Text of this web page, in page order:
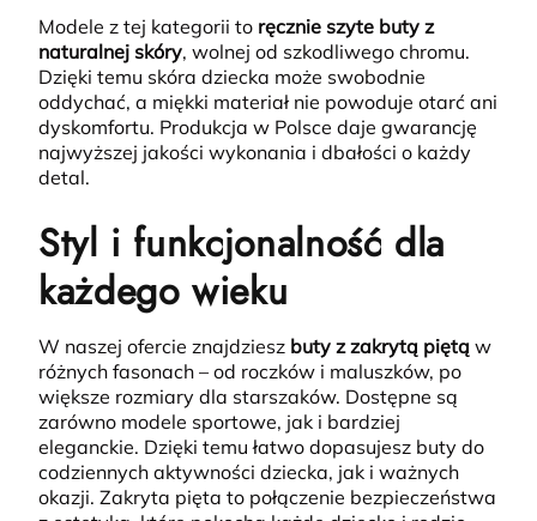
Modele z tej kategorii to ręcznie szyte buty z
naturalnej skóry, wolnej od szkodliwego chromu.
Dzięki temu skóra dziecka może swobodnie
oddychać, a miękki materiał nie powoduje otarć ani
dyskomfortu. Produkcja w Polsce daje gwarancję
najwyższej jakości wykonania i dbałości o każdy
detal.
Styl i funkcjonalność dla
każdego wieku
W naszej ofercie znajdziesz buty z zakrytą piętą w
różnych fasonach – od roczków i maluszków, po
większe rozmiary dla starszaków. Dostępne są
zarówno modele sportowe, jak i bardziej
eleganckie. Dzięki temu łatwo dopasujesz buty do
codziennych aktywności dziecka, jak i ważnych
okazji. Zakryta pięta to połączenie bezpieczeństwa